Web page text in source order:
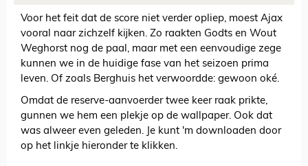
Voor het feit dat de score niet verder opliep, moest Ajax
vooral naar zichzelf kijken. Zo raakten Godts en Wout
Weghorst nog de paal, maar met een eenvoudige zege
kunnen we in de huidige fase van het seizoen prima
leven. Of zoals Berghuis het verwoordde: gewoon oké.
Omdat de reserve-aanvoerder twee keer raak prikte,
gunnen we hem een plekje op de wallpaper. Ook dat
was alweer even geleden. Je kunt 'm downloaden door
op het linkje hieronder te klikken.